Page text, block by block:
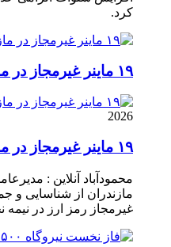
کرد.
۱۹ ماینر غیرمجاز در مازندران از مدار خارج شد
2026
۱۹ ماینر غیرمجاز در مازندران از مدار خارج شد
محمودآباد آنلاین :
غیرمجاز رمز ارز در